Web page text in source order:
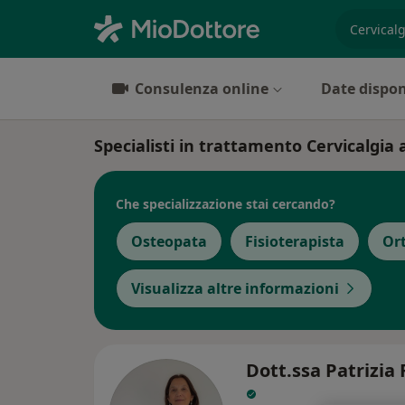
Consulenza online Date
Specialisti in trattamento Cervicalgia
Che specializzazione stai cercando?
Osteopata Fisioterapista
Visualizza altre informazioni
Dott.ssa Patrizia